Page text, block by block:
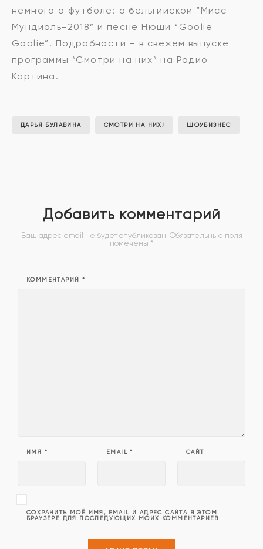
немного о футболе: о бельгийской “Мисс
Мундиаль-2018” и песне Нюши “Goolie
Goolie”. Подробности – в свежем выпуске
программы “Смотри на них” на Радио
Картина.
ДАРЬЯ БУЛАВИНА СМОТРИ НА НИХ! ШОУБИЗНЕС
Добавить комментарий
Ваш адрес email не будет опубликован. Обязательные поля
помечены *
КОММЕНТАРИЙ *
ИМЯ * EMAIL* САЙТ
СОХРАНИТЬ МОЁ ИМЯ, EMAIL И АДРЕС САЙТА В ЭТОМ
БРАУЗЕРЕ ДЛЯ ПОСЛЕДУЮЩИХ МОИХ КОММЕНТАРИЕВ.